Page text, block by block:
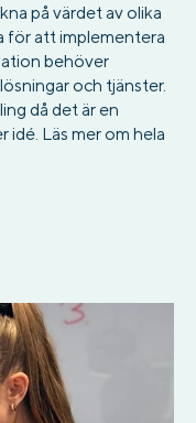
på värdet av olika
för att implementera
behöver
och tjänster.
då det är en
idé. Läs mer om hela